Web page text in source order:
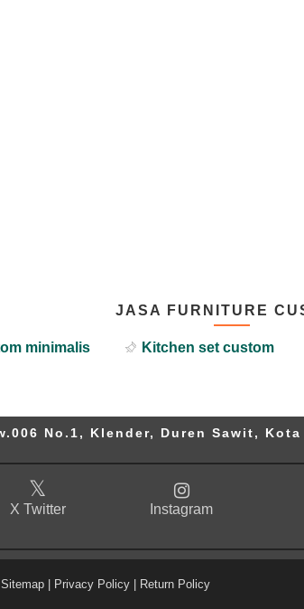
JASA FURNITURE
minimalis Kitchen set custom
No.1, Klender, Duren Sawit,
X Twitter Instagram
Sitemap Privacy Policy Return Policy